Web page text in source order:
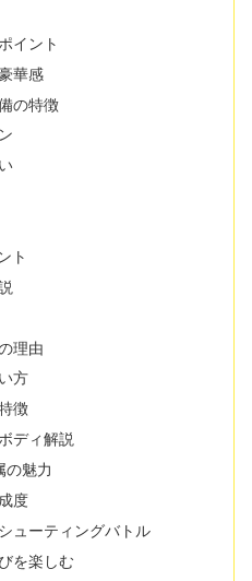
イント
華感
の特徴
ト
理由
方
徴
ディ解説
の魅力
度
ューティングバトル
を楽しむ